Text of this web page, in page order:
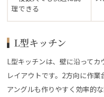
理できる
L型キッチン
L型キッチンは、壁に沿って
レイアウトです。2方向に作
アングルも作りやすく効率的